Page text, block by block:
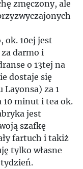
zmęczony, ale
ok. 10ej jest
darmo i
o 13tej na
dostaje się
Layonsa) za 1
10 minut i tea ok.
jest
szafkę
fartuch i takiż
tylko własne